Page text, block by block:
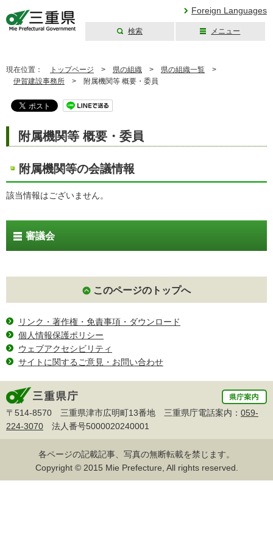
Foreign Languages
検索 メニュー
現在位置： トップページ > 県の組織 > 県の組織一覧 >
伊賀建設事務所 > 附属機関等 概要・委員
附属機関等 概要・委員
附属機関等の会議情報
該当情報はございません。
審議会
このページのトップへ
リンク・著作権・免責事項・ダウンロード
個人情報保護ポリシー
ウェブアクセシビリティ
サイトに関するご意見・お問い合わせ
〒514-8570 三重県津市広明町13番地 三重県庁電話案内： 059-
224-3070 法人番号5000020240001
各ページの記載記事、写真の無断転載を禁じます。
Copyright © 2015 Mie Prefecture, All rights reserved.